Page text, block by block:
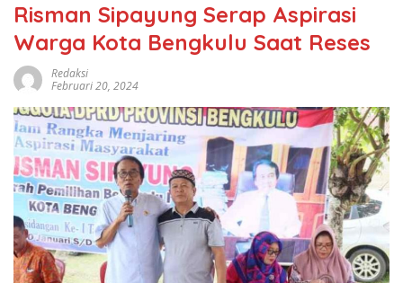
Risman Sipayung Serap Aspirasi
Warga Kota Bengkulu Saat Reses
Redaksi
Februari 20, 2024